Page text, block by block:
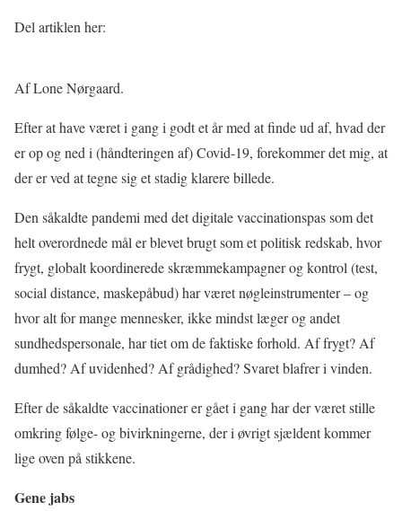
Del artiklen her:
Af Lone Nørgaard.
Efter at have været i gang i godt et år med at finde ud af, hvad der
er op og ned i (håndteringen af) Covid-19, forekommer det mig, at
der er ved at tegne sig et stadig klarere billede.
Den såkaldte pandemi med det digitale vaccinationspas som det
helt overordnede mål er blevet brugt som et politisk redskab, hvor
frygt, globalt koordinerede skræmmekampagner og kontrol (test,
social distance, maskepåbud) har været nøgleinstrumenter – og
hvor alt for mange mennesker, ikke mindst læger og andet
sundhedspersonale, har tiet om de faktiske forhold. Af frygt? Af
dumhed? Af uvidenhed? Af grådighed? Svaret blafrer i vinden.
Efter de såkaldte vaccinationer er gået i gang har der været stille
omkring følge- og bivirkningerne, der i øvrigt sjældent kommer
lige oven på stikkene.
Gene jabs